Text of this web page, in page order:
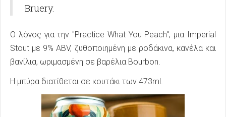
Bruery.
Ο λόγος για την "Practice What You Peach", μια Imperial
Stout με 9% ABV, ζυθοποιημένη με ροδάκινα, κανέλα και
βανίλια, ωριμασμένη σε βαρέλια Bourbon.
Η μπύρα διατίθεται σε κουτάκι των 473ml.